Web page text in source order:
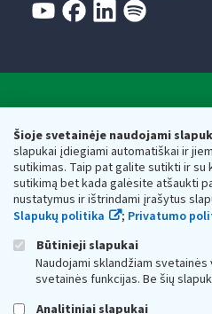
Šioje svetainėje naudojami
slapukai įdiegiami automatiškai ir
sutikimas. Taip pat galite sutikti ir su
sutikimą bet kada galėsite atšaukti
nustatymus ir ištrindami įrašytus
Slapukų politika
; Privatumo
Būtinieji slapukai
Naudojami sklandžiam
svetainės funkcijas. Be šių
Analitiniai slapukai
Respublikos finansų
Biudžetinė įstaiga. Juridinio asmens
adresas: Vasario 16-osios g. 14,
vmi@vmi.lt, E. pristatymo dėžutės
Duomenys apie Valstybinę mokesčių
Respublikos finansų ministerijos